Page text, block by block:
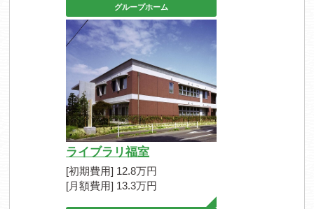
グループホーム
ライブラリ福室
[初期費用] 12.8万円
[月額費用] 13.3万円